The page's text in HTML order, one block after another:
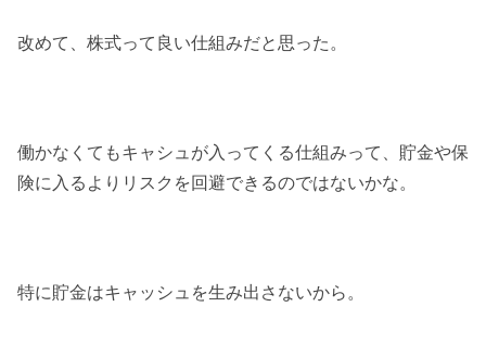
改めて、株式って良い仕組みだと思った。
働かなくてもキャシュが入ってくる仕組みって、貯金や保
険に入るよりリスクを回避できるのではないかな。
特に貯金はキャッシュを生み出さないから。